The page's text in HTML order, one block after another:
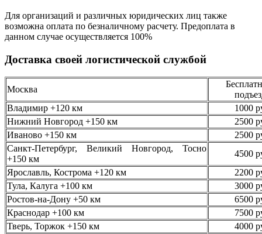
Для организаций и различных юридических лиц также
возможна оплата по безналичному расчету. Предоплата в
данном случае осуществляется 100%
Доставка своей логистической службой
Москва
Владимир +120 км
1000
Нижний Новгород +150 км
2500
Иваново +150 км
2500
Санкт-Петербург, Великий Новгород, Тосно
+150 км
4500
Ярославль, Кострома +120 км
2200
Тула, Калуга +100 км
3000
Ростов-на-Дону +50 км
6500
Краснодар +100 км
7500
Тверь, Торжок +150 км
4000